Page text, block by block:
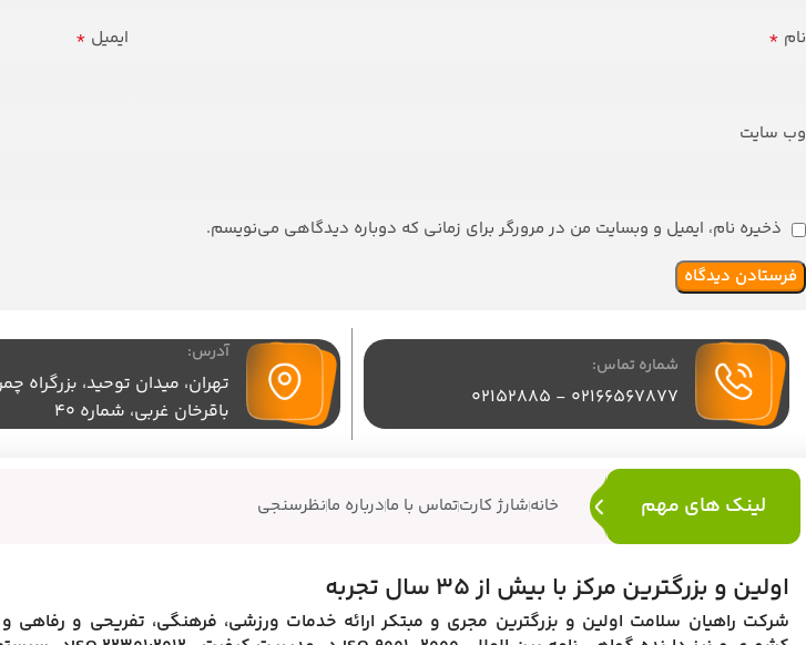
نام * ایمیل *
وب‌ سایت
ذخیره نام، ایمیل و وبسایت من در مرورگر برای زمانی که دوباره دیدگاهی می‌نویسم.
شماره تماس:
02166567877 - 02152885
آدرس:
تهران،‌ میدان توحید، بزرگراه
باقرخان غربی، شماره 40
لینک های مهم خانهشارژ کارتتماس با مادرباره مانظرسنجی
اولین و بزرگترین مرکز با بیش از 35 سال تجربه
شرکت راهیان سلامت اولین و بزرگترین مجری و مبتکر ارائه خدمات ورزشی، فرهنگی، تفریحی و رفاهی